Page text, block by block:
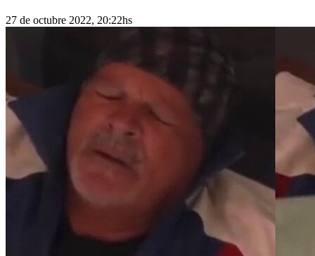
27 de octubre 2022, 20:22hs